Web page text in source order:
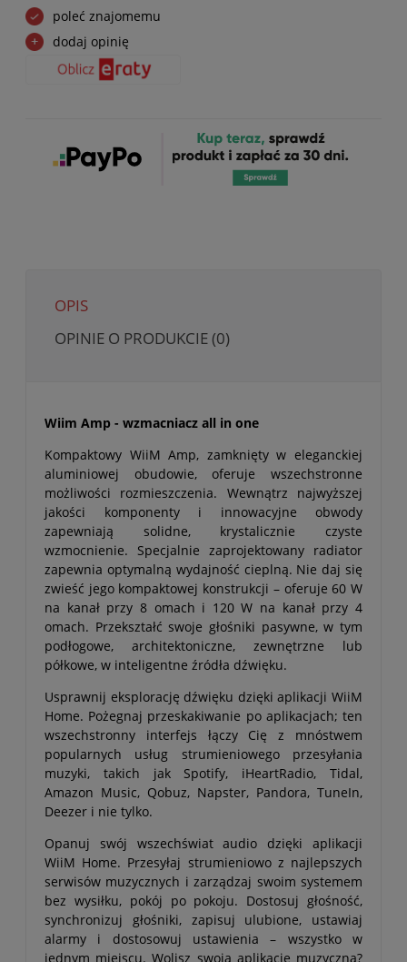
poleć znajomemu
dodaj opinię
OPIS
OPINIE O PRODUKCIE (0)
Wiim Amp - wzmacniacz all in one
Kompaktowy WiiM Amp, zamknięty w eleganckiej
aluminiowej obudowie, oferuje wszechstronne
możliwości rozmieszczenia. Wewnątrz najwyższej
jakości komponenty i innowacyjne obwody
zapewniają solidne, krystalicznie czyste
wzmocnienie. Specjalnie zaprojektowany radiator
zapewnia optymalną wydajność cieplną. Nie daj się
zwieść jego kompaktowej konstrukcji – oferuje 60 W
na kanał przy 8 omach i 120 W na kanał przy 4
omach. Przekształć swoje głośniki pasywne, w tym
podłogowe, architektoniczne, zewnętrzne lub
półkowe, w inteligentne źródła dźwięku.
Usprawnij eksplorację dźwięku dzięki aplikacji WiiM
Home. Pożegnaj przeskakiwanie po aplikacjach; ten
wszechstronny interfejs łączy Cię z mnóstwem
popularnych usług strumieniowego przesyłania
muzyki, takich jak Spotify, iHeartRadio, Tidal,
Amazon Music, Qobuz, Napster, Pandora, TuneIn,
Deezer i nie tylko.
Opanuj swój wszechświat audio dzięki aplikacji
WiiM Home. Przesyłaj strumieniowo z najlepszych
serwisów muzycznych i zarządzaj swoim systemem
bez wysiłku, pokój po pokoju. Dostosuj głośność,
synchronizuj głośniki, zapisuj ulubione, ustawiaj
alarmy i dostosowuj ustawienia – wszystko w
jednym miejscu. Wolisz swoją aplikację muzyczną?